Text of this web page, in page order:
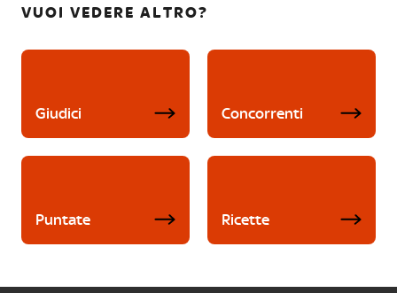
VUOI VEDERE ALTRO?
Giudici Concorrenti
Puntate Ricette